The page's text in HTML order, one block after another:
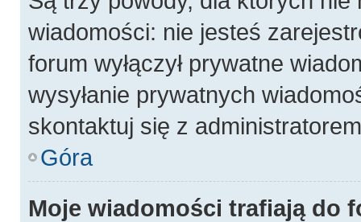
wiadomości: nie jesteś
forum wyłączył prywatne
wysyłanie prywatnych
skontaktuj się z
Góra
Moje wiadomości trafiają do